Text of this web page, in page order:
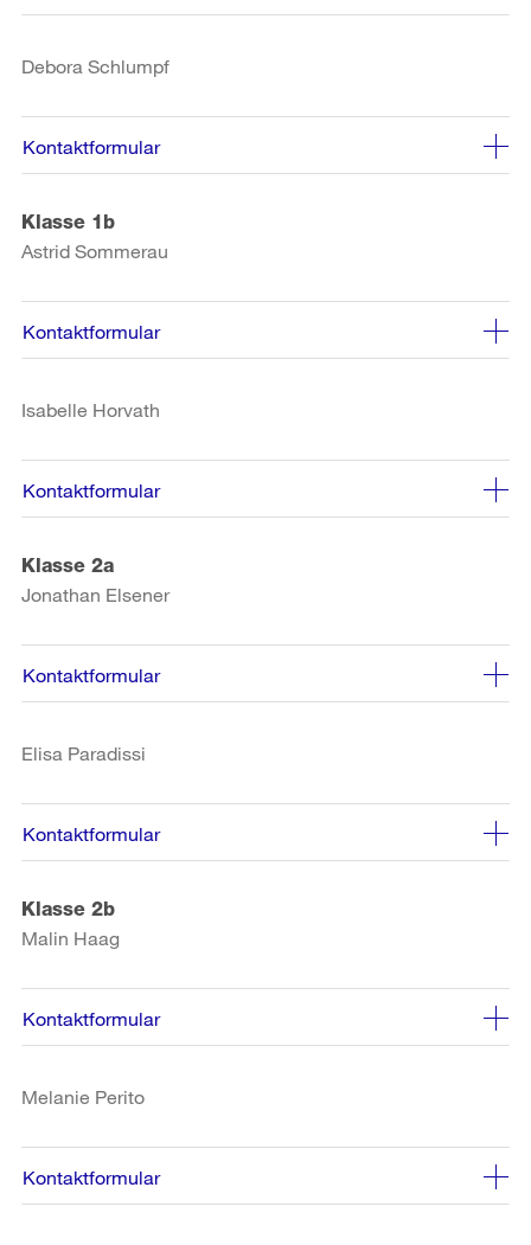
Debora Schlumpf
Kontaktformular
Klasse 1b
Astrid Sommerau
Kontaktformular
Isabelle Horvath
Kontaktformular
Klasse 2a
Jonathan Elsener
Kontaktformular
Elisa Paradissi
Kontaktformular
Klasse 2b
Malin Haag
Kontaktformular
Melanie Perito
Kontaktformular